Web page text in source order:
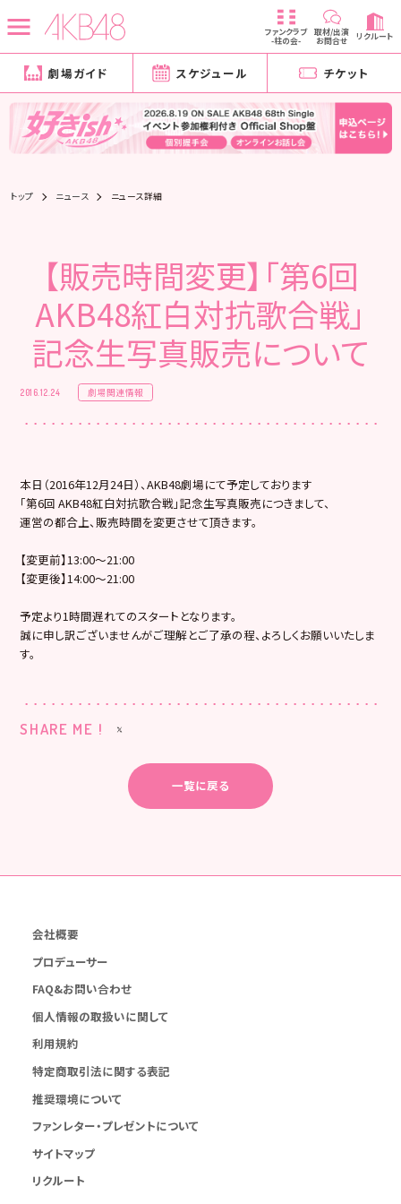
ファンクラブ
-柱の会-
取材/出演
お問合せ リクルート
劇場ガイド スケジュール チケット
トップ ニュース ニュース詳細
【販売時間変更】「第6回
AKB48紅白対抗歌合戦」
記念生写真販売について
2016.12.24 劇場関連情報
本日（2016年12月24日）、AKB48劇場にて予定しております
「第6回 AKB48紅白対抗歌合戦」記念生写真販売につきまして、
運営の都合上、販売時間を変更させて頂きます。
【変更前】13:00～21:00
【変更後】14:00～21:00
予定より1時間遅れてのスタートとなります。
誠に申し訳ございませんがご理解とご了承の程、よろしくお願いいたしま
す。
SHARE ME !
一覧に戻る
会社概要
プロデューサー
FAQ&お問い合わせ
個人情報の取扱いに関して
利用規約
特定商取引法に関する表記
推奨環境について
ファンレター・プレゼントについて
サイトマップ
リクルート